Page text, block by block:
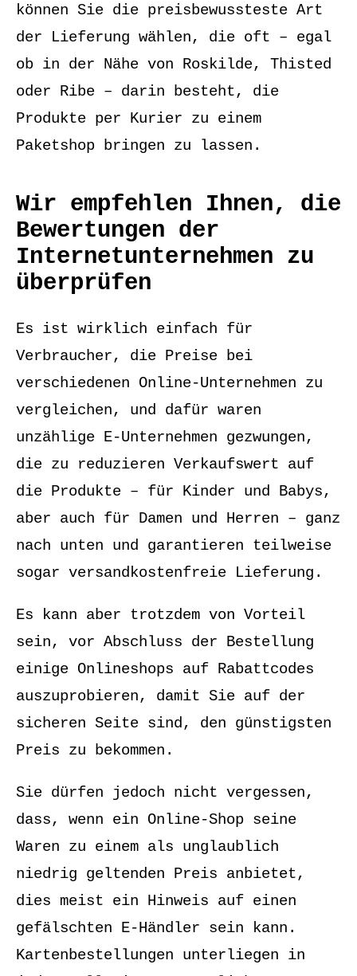
können Sie die preisbewussteste Art
der Lieferung wählen, die oft – egal
ob in der Nähe von Roskilde, Thisted
oder Ribe – darin besteht, die
Produkte per Kurier zu einem
Paketshop bringen zu lassen.
Wir empfehlen Ihnen, die
Bewertungen der
Internetunternehmen zu
überprüfen
Es ist wirklich einfach für
Verbraucher, die Preise bei
verschiedenen Online-Unternehmen zu
vergleichen, und dafür waren
unzählige E-Unternehmen gezwungen,
die zu reduzieren Verkaufswert auf
die Produkte – für Kinder und Babys,
aber auch für Damen und Herren – ganz
nach unten und garantieren teilweise
sogar versandkostenfreie Lieferung.
Es kann aber trotzdem von Vorteil
sein, vor Abschluss der Bestellung
einige Onlineshops auf Rabattcodes
auszuprobieren, damit Sie auf der
sicheren Seite sind, den günstigsten
Preis zu bekommen.
Sie dürfen jedoch nicht vergessen,
dass, wenn ein Online-Shop seine
Waren zu einem als unglaublich
niedrig geltenden Preis anbietet,
dies meist ein Hinweis auf einen
gefälschten E-Händler sein kann.
Kartenbestellungen unterliegen in